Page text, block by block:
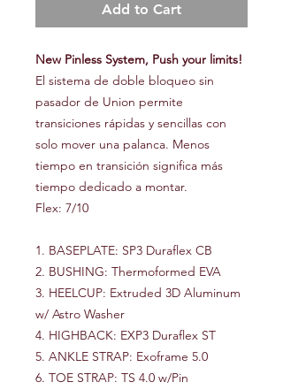
Add to Cart
New Pinless System, Push your limits!
El sistema de doble bloqueo sin
pasador de Union permite
transiciones rápidas y sencillas con
solo mover una palanca. Menos
tiempo en transición significa más
tiempo dedicado a montar.
Flex: 7/10
1. BASEPLATE: SP3 Duraflex CB
2. BUSHING: Thermoformed EVA
3. HEELCUP: Extruded 3D Aluminum
w/ Astro Washer
4. HIGHBACK: EXP3 Duraflex ST
5. ANKLE STRAP: Exoframe 5.0
6. TOE STRAP: TS 4.0 w/Pin